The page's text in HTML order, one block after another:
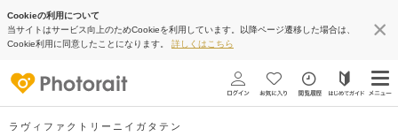
Cookieの利用について
当サイトはサービス向上のためCookieを利用しています。以降ページ遷移した場合は、
Cookie利用に同意したことになります。 詳しくはこちら
ラヴィファクトリーニイガタテン